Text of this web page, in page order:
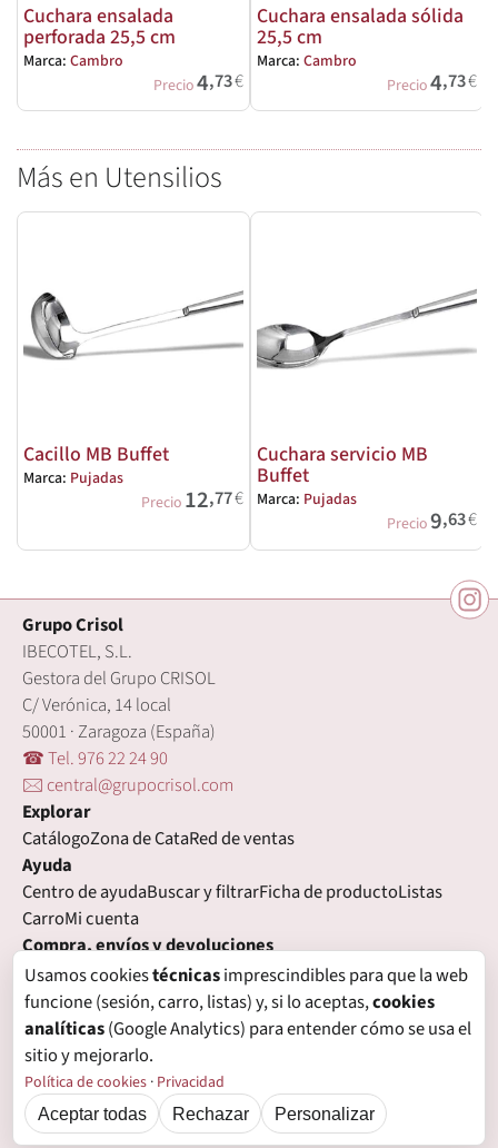
Cuchara ensalada
perforada 25,5 cm
Marca: Cambro
Precio4,73€
Cuchara ensalada sólida
25,5 cm
Marca: Cambro
Precio4,73€
Más en Utensilios
Cacillo MB Buffet
Marca: Pujadas
Precio 12,77€
Cuchara servicio MB
Buffet
Marca: Pujadas
Precio9,63€
Grupo Crisol
IBECOTEL, S.L.
Gestora del Grupo CRISOL
C/ Verónica, 14 local
50001 · Zaragoza (España)
☎ Tel. 976 22 24 90
🖂 central@grupocrisol.com
Explorar
CatálogoZona de CataRed de ventas
Ayuda
Centro de ayudaBuscar y filtrarFicha de productoListas
CarroMi cuenta
Compra, envíos y devoluciones
Condiciones de compraFormas de pagoGastos de envío
Plazos de entregaDevolucionesGarantía
Legal
Aviso legalPrivacidad
Política de cookiesPreferencias de cookies
© Grupo Crisol, 2026 — IBECOTEL, S.L. Todos los derechos reservados.
Usamos cookiestécnicasimprescindibles para que la web
funcione (sesión, carro, listas) y, si lo aceptas,cookies
analíticas(Google Analytics) para entender cómo se usa el
sitio y mejorarlo.
Política de cookies · Privacidad
Aceptar todas Rechazar Personalizar